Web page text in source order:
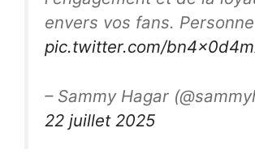
envers vos fans.
pic.twitter.com/
– Sammy Hagar
22 juillet 2025